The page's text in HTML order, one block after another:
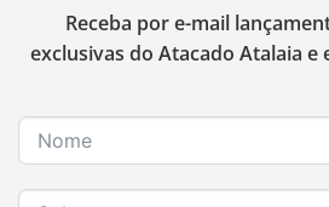
Receba por e-mail
exclusivas do Atacado Atalaia e